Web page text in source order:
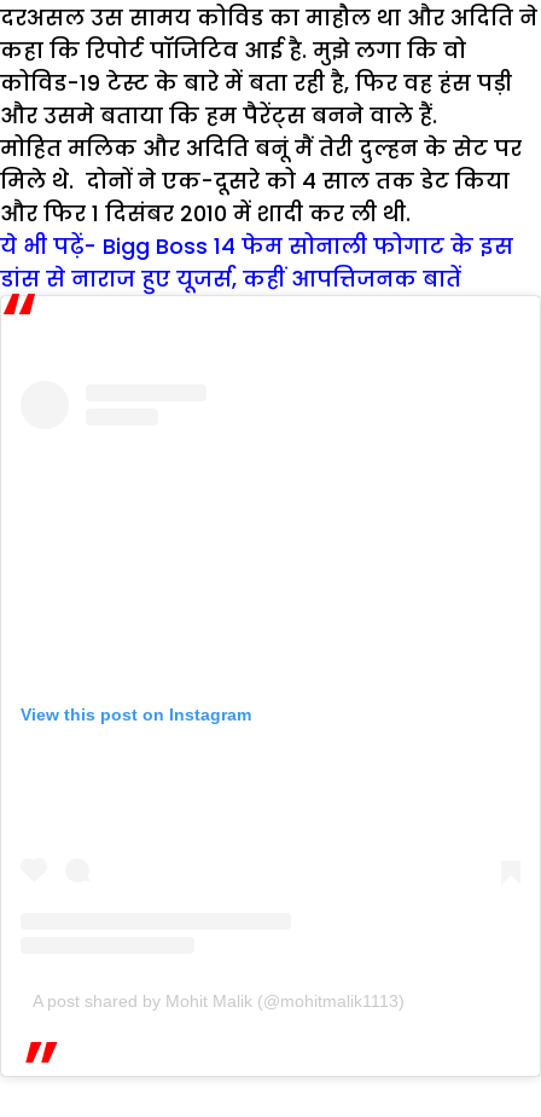
दरअसल उस सामय कोविड का माहौल था और अदिति ने
कहा कि रिपोर्ट पॉजिटिव आई है. मुझे लगा कि वो
कोविड-19 टेस्ट के बारे में बता रही है, फिर वह हंस पड़ी
और उसमे बताया कि हम पैरेंट्स बनने वाले हैं.
मोहित मलिक और अदिति बनूं मैं तेरी दुल्हन के सेट पर
मिले थे. दोनों ने एक-दूसरे को 4 साल तक डेट किया
और फिर 1 दिसंबर 2010 में शादी कर ली थी.
ये भी पढ़ें- Bigg Boss 14 फेम सोनाली फोगाट के इस
डांस से नाराज हुए यूजर्स, कहीं आपत्तिजनक बातें
View this post on Instagram
A post shared by Mohit Malik (@mohitmalik1113)